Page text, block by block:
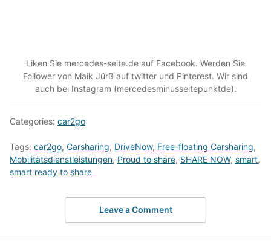
Liken Sie mercedes-seite.de auf Facebook. Werden Sie
Follower von Maik Jürß auf twitter und Pinterest. Wir sind
auch bei Instagram (mercedesminusseitepunktde).
Categories: car2go
Tags: car2go, Carsharing, DriveNow, Free-floating Carsharing,
Mobilitätsdienstleistungen, Proud to share, SHARE NOW, smart,
smart ready to share
Leave a Comment